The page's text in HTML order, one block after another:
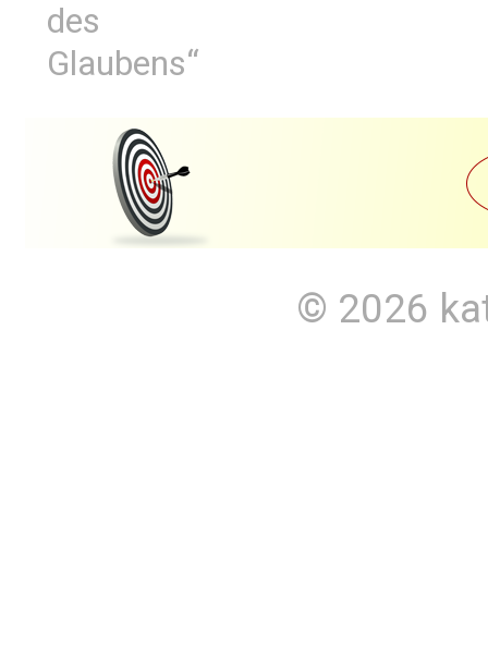
des
Glaubens“
© 2026